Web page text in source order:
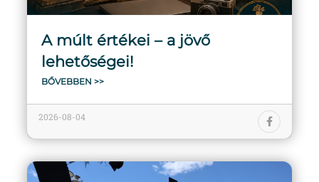
A múlt értékei – a jövő
lehetőségei!
BŐVEBBEN >>
2026-08-04